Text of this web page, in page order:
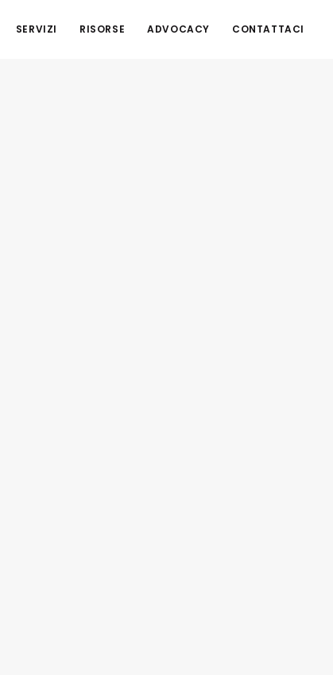
SERVIZI RISORSE ADVOCACY CONTATTACI